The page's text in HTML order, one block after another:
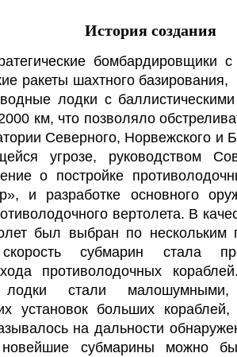
История создания
бомбардировщики
ракеты шахтного
лодки с
км, что позволяло
Северного, Норвежского и
угрозе, руководством
о постройке
и разработке основного
вертолета. В
был выбран по
субмарин стала
противолодочных
лодки стали
установок больших
на дальности
новейшие субмарины можно